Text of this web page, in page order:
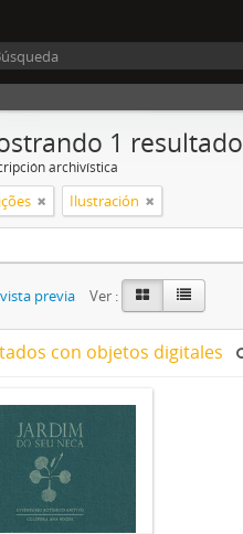
1
archivística
Ilustración
previa Ver :
con objetos digitales